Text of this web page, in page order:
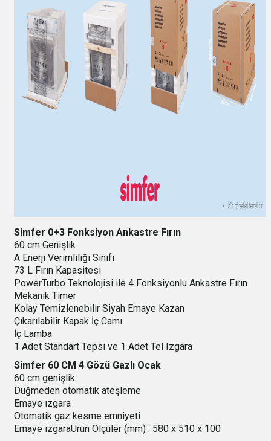
Simfer 0+3 Fonksiyon Ankastre Fırın
60 cm Genişlik
A Enerji Verimliliği Sınıfı
73 L Fırın Kapasitesi
PowerTurbo Teknolojisi ile 4 Fonksiyonlu Ankastre Fırın
Mekanik Timer
Kolay Temizlenebilir Siyah Emaye Kazan
Çıkarılabilir Kapak İç Camı
İç Lamba
1 Adet Standart Tepsi ve 1 Adet Tel Izgara
Simfer 60 CM 4 Gözü Gazlı Ocak
60 cm genişlik
Düğmeden otomatik ateşleme
Emaye ızgara
Otomatik gaz kesme emniyeti
Emaye ızgaraÜrün Ölçüler (mm) : 580 x 510 x 100